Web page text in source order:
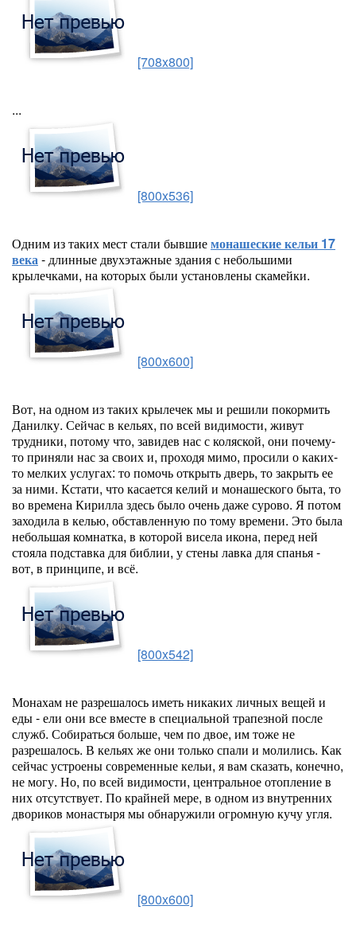
[708x800]
...
[800x536]
Одним из таких мест стали бывшиемонашеские кельи 17
века- длинные двухэтажные здания с небольшими
крылечками, на которых были установлены скамейки.
[800x600]
Вот, на одном из таких крылечек мы и решили покормить
Данилку. Сейчас в кельях, по всей видимости, живут
трудники, потому что, завидев нас с коляской, они почему-
то приняли нас за своих и, проходя мимо, просили о каких-
то мелких услугах: то помочь открыть дверь, то закрыть ее
за ними. Кстати, что касается келий и монашеского быта, то
во времена Кирилла здесь было очень даже сурово. Я потом
заходила в келью, обставленную по тому времени. Это была
небольшая комнатка, в которой висела икона, перед ней
стояла подставка для библии, у стены лавка для спанья -
вот, в принципе, и всё.
[800x542]
Монахам не разрешалось иметь никаких личных вещей и
еды - ели они все вместе в специальной трапезной после
служб. Собираться больше, чем по двое, им тоже не
разрешалось. В кельях же они только спали и молились. Как
сейчас устроены современные кельи, я вам сказать, конечно,
не могу. Но, по всей видимости, центральное отопление в
них отсутствует. По крайней мере, в одном из внутренних
двориков монастыря мы обнаружили огромную кучу угля.
[800x600]